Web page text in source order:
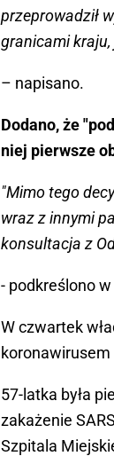
przeprowadził
granicami kraju,
– napisano.
Dodano, że
niej pierwsze
"Mimo tego
wraz z innymi
konsultacja z
- podkreślono
W czwartek
koronawirusem
57-latka była
zakażenie
Szpitala